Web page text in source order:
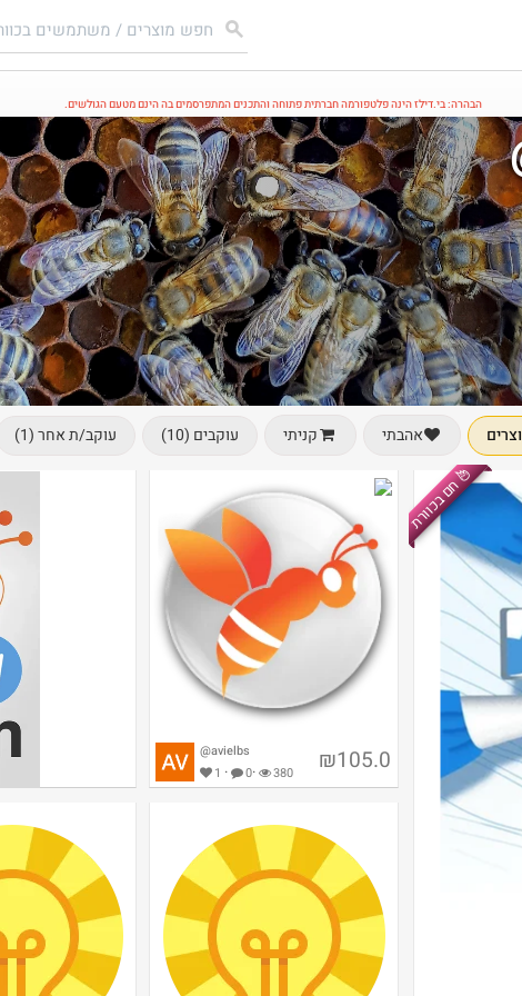
הבהרה: בי.דילז הינה פלטפורמה חברתית פתוחה והתכנים המתפרסמים בה הינם מטעם הגולשים.
אהבתי קניתי עוקבים (10) עוקב/ת אחר (1)
חם בכוורת
מברשת שיניים בהנחה ב-KSP, איך
היא?
₪105.0
@avielbs
1 · 0· 380